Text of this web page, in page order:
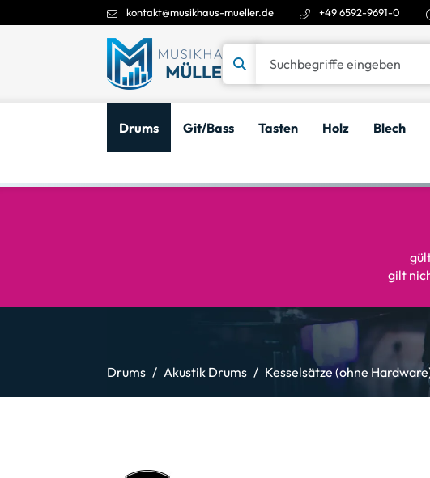
kontakt@musikhaus-mueller.de +49 6592-9691-0
Drums Git/Bass Tasten Holz Blech
gilt
Drums Akustik Drums Kesselsätze (ohne